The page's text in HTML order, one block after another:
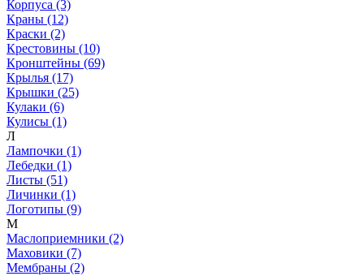
Корпуса (3)
Краны (12)
Краски (2)
Крестовины (10)
Кронштейны (69)
Крылья (17)
Крышки (25)
Кулаки (6)
Кулисы (1)
Л
Лампочки (1)
Лебедки (1)
Листы (51)
Личинки (1)
Логотипы (9)
М
Маслоприемники (2)
Маховики (7)
Мембраны (2)